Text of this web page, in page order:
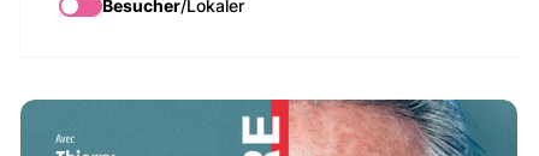
Besucher/Lokaler